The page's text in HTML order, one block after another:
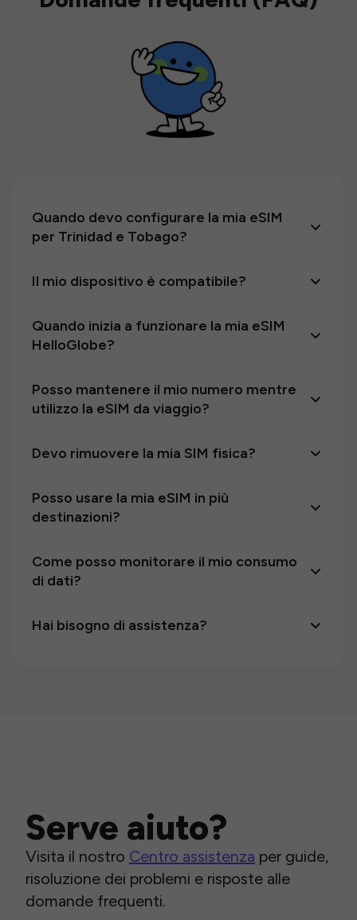
Quando devo configurare la mia eSIM
per Trinidad e Tobago?
Il mio dispositivo è compatibile?
Quando inizia a funzionare la mia eSIM
HelloGlobe?
Posso mantenere il mio numero mentre
utilizzo la eSIM da viaggio?
Devo rimuovere la mia SIM fisica?
Posso usare la mia eSIM in più
destinazioni?
Come posso monitorare il mio consumo
di dati?
Hai bisogno di assistenza?
Serve aiuto?
Visita il nostro Centro assistenza per guide,
risoluzione dei problemi e risposte alle
domande frequenti.